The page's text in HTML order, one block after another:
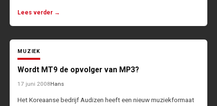
Lees verder →
MUZIEK
Wordt MT9 de opvolger van MP3?
17 juni 2008Hans
Het Koreaanse bedrijf Audizen heeft een nieuw muziekformaat